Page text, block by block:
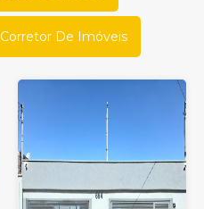
Corretor De Imóveis